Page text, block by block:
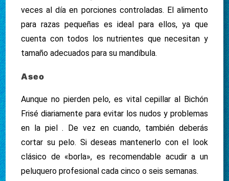
veces al día en porciones controladas. El alimento
para razas pequeñas es ideal para ellos, ya que
cuenta con todos los nutrientes que necesitan y
tamaño adecuados para su mandíbula.
Aseo
Aunque no pierden pelo, es vital cepillar al Bichón
Frisé diariamente para evitar los nudos y problemas
en la piel . De vez en cuando, también deberás
cortar su pelo. Si deseas mantenerlo con el look
clásico de «borla», es recomendable acudir a un
peluquero profesional cada cinco o seis semanas.